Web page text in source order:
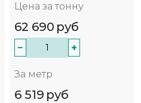
Цена за тонну
62 690 руб
− +
За метр
6 519 руб